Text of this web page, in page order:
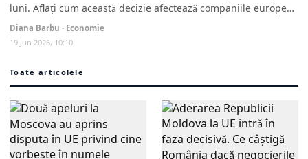
luni. Aflați cum această decizie afectează companiile europene
și semnalează
Diana Barbu · Economie
19 Jun 2026, 10:10
Toate articolele